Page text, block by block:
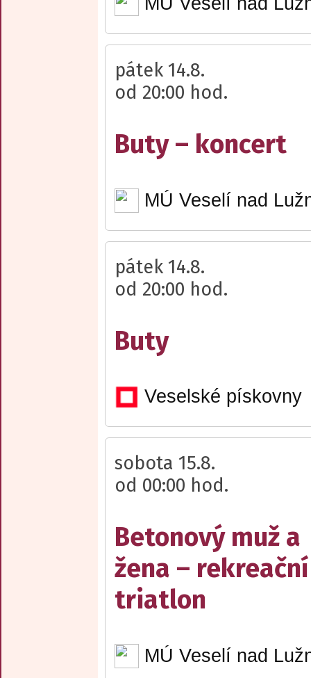
pátek 14.8.
od 20:00 hod.
Buty – koncert
MÚ Veselí nad
pátek 14.8.
od 20:00 hod.
Buty
Veselské pískovny
sobota 15.8.
od 00:00 hod.
Betonový muž a
žena – rekreační
triatlon
MÚ Veselí nad